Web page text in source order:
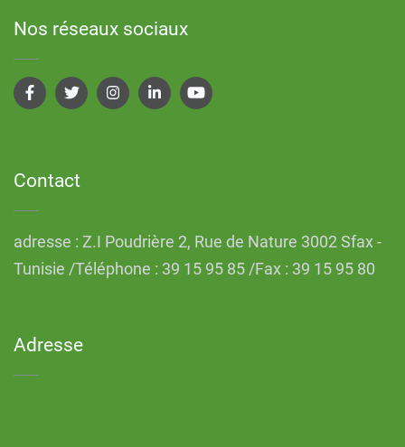
Nos réseaux sociaux
Contact
adresse : Z.I Poudrière 2, Rue de Nature 3002 Sfax -
Tunisie /Téléphone : 39 15 95 85 /Fax : 39 15 95 80
Adresse